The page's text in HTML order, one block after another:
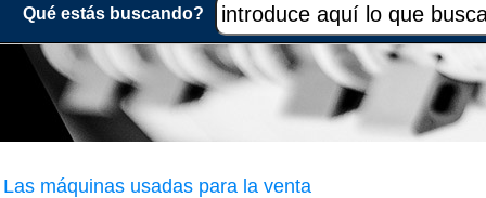
Qué estás buscando?
Las máquinas usadas para la venta